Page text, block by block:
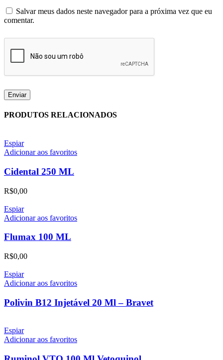
Salvar meus dados neste navegador para a próxima vez que eu
comentar.
PRODUTOS RELACIONADOS
Espiar
Adicionar aos favoritos
Cidental 250 ML
R$0,00
Espiar
Adicionar aos favoritos
Flumax 100 ML
R$0,00
Espiar
Adicionar aos favoritos
Polivin B12 Injetável 20 Ml – Bravet
Espiar
Adicionar aos favoritos